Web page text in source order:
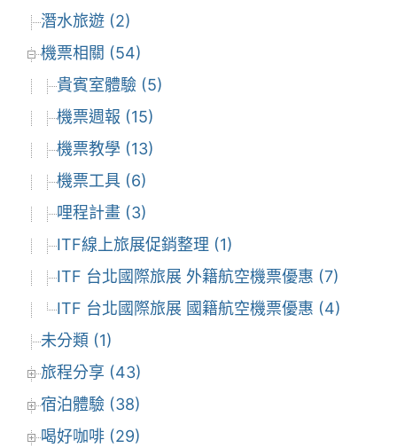
潛水旅遊 (2)
機票相關 (54)
貴賓室體驗 (5)
機票週報 (15)
機票教學 (13)
機票工具 (6)
哩程計畫 (3)
ITF線上旅展促銷整理 (1)
ITF 台北國際旅展 外籍航空機票優惠 (7)
ITF 台北國際旅展 國籍航空機票優惠 (4)
未分類 (1)
旅程分享 (43)
宿泊體驗 (38)
喝好咖啡 (29)